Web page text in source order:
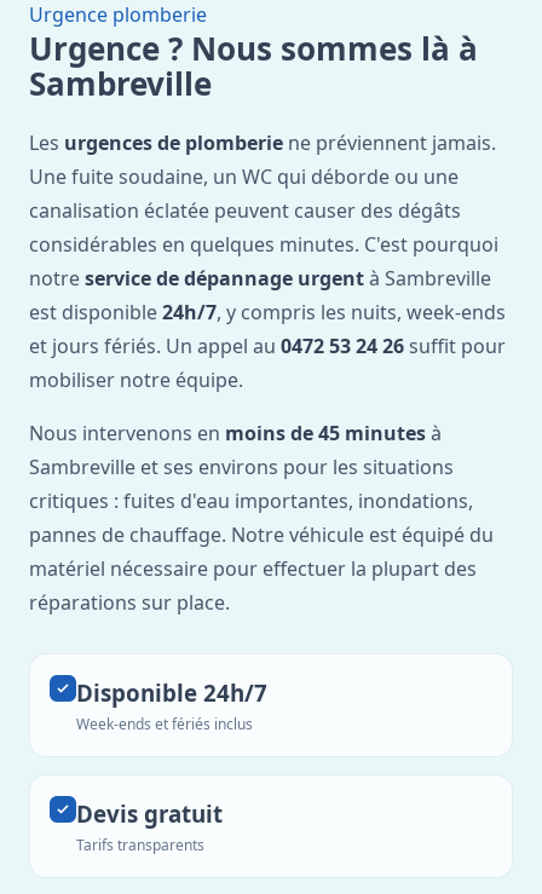
Urgence plomberie
Urgence ? Nous sommes là à
Sambreville
Les urgences de plomberie ne préviennent jamais.
Une fuite soudaine, un WC qui déborde ou une
canalisation éclatée peuvent causer des dégâts
considérables en quelques minutes. C'est pourquoi
notreservice de dépannage urgentà Sambreville
est disponible24h/7, y compris les nuits, week-ends
et jours fériés. Un appel au 0472 53 24 26 suffit pour
mobiliser notre équipe.
Nous intervenons en moins de 45 minutesà
Sambreville et ses environs pour les situations
critiques : fuites d'eau importantes, inondations,
pannes de chauffage. Notre véhicule est équipé du
matériel nécessaire pour effectuer la plupart des
réparations sur place.
Disponible 24h/7
Week-ends et fériés inclus
Devis gratuit
Tarifs transparents